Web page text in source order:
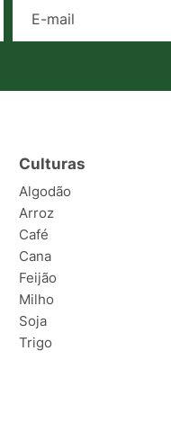
Culturas
Algodão
Arroz
Café
Cana
Feijão
Milho
Soja
Trigo